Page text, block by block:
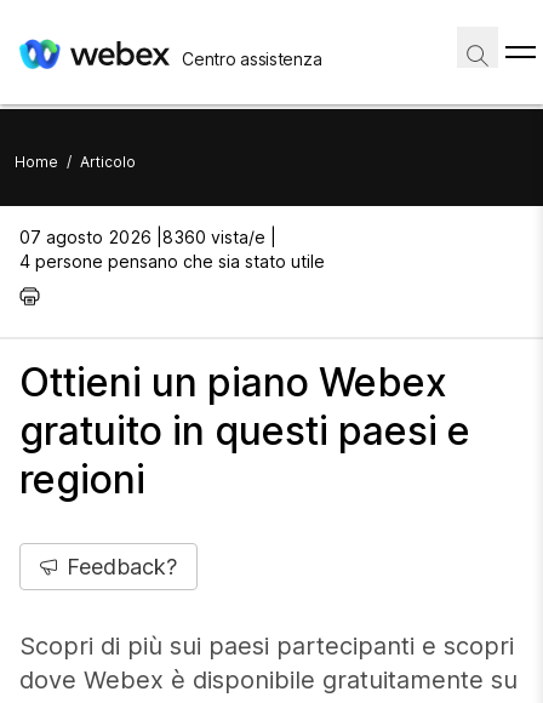
Centro assistenza
Home / Articolo
07 agosto 2026 | 8360 vista/e |
4 persone pensano che sia stato utile
Ottieni un piano Webex
gratuito in questi paesi e
regioni
Feedback?
Scopri di più sui paesi partecipanti e scopri
dove Webex è disponibile gratuitamente su